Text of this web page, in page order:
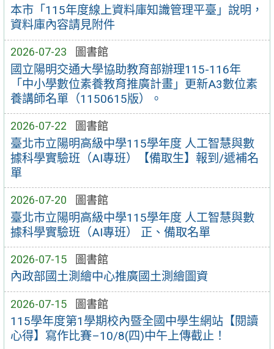
本市「115年度線上資料庫知識管理平臺」說明，
資料庫內容請見附件
2026-07-23 圖書館
國立陽明交通大學協助教育部辦理115-116年
「中小學數位素養教育推廣計畫」更新A3數位素
養講師名單（1150615版）。
2026-07-22 圖書館
臺北市立陽明高級中學115學年度 人工智慧與數
據科學實驗班（AI專班）【備取生】報到/遞補名
單
2026-07-20 圖書館
臺北市立陽明高級中學115學年度 人工智慧與數
據科學實驗班（AI專班） 正、備取名單
2026-07-15 圖書館
內政部國土測繪中心推廣國土測繪圖資
2026-07-15 圖書館
115學年度第1學期校內暨全國中學生網站【閱讀
心得】寫作比賽–10/8(四)中午上傳截止！